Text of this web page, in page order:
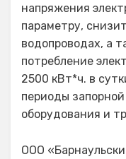
напряжения
параметру,
водопроводах, а
потребление
2500 кВт*ч. в
периоды
оборудования и
ООО